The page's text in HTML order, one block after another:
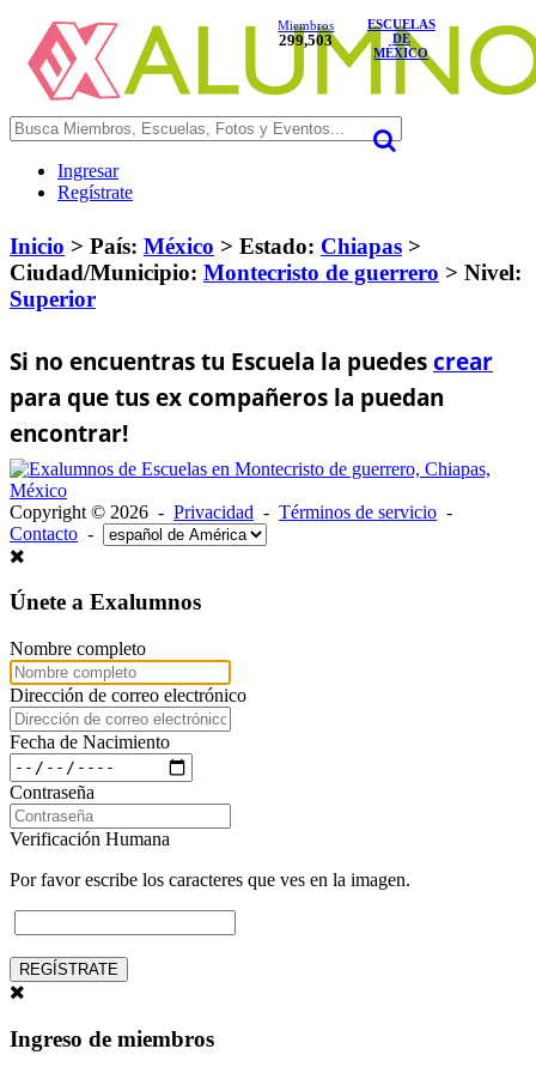
Miembros
299,503
ESCUELAS
DE
MÉXICO
Ingresar
Regístrate
Inicio > País: México > Estado: Chiapas >
Ciudad/Municipio: Montecristo de guerrero > Nivel:
Superior
Si no encuentras tu Escuela la puedescrear
para que tus ex compañeros la puedan
encontrar!
Copyright © 2026 - Privacidad - Términos de servicio -
Contacto -
Únete a Exalumnos
Nombre completo
Dirección de correo electrónico
Fecha de Nacimiento
Contraseña
Verificación Humana
Por favor escribe los caracteres que ves en la imagen.
REGÍSTRATE
Ingreso de miembros